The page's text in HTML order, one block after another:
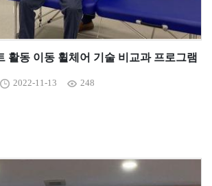
활동 이동 휠체어 기술 비교과 프로그램
2022-11-13 248